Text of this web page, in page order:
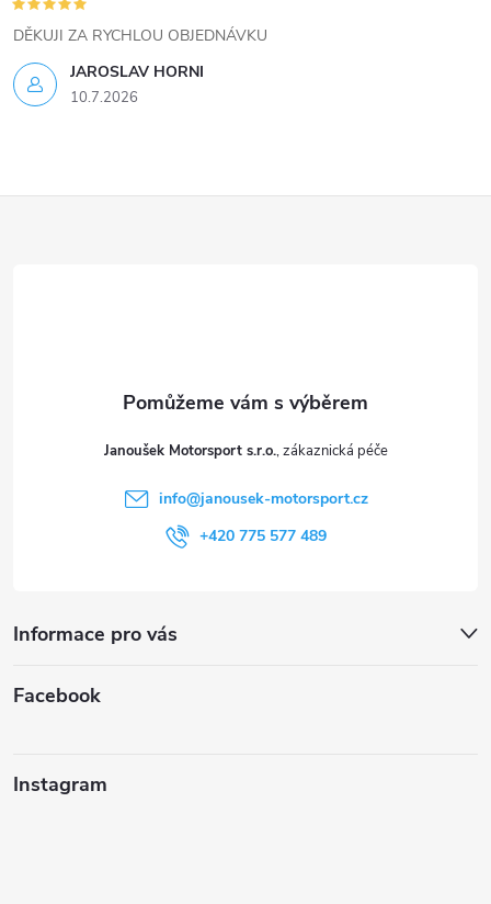
i
s
u
JAROSLAV HORNI
10.7.2026
DĚKUJI ZA RYCHLOU OBJEDNÁVKU
Janoušek Motorsport s.r.o.
info@janousek-motorsport.cz
+420 775 577 489
Informace pro vás
Facebook
Instagram